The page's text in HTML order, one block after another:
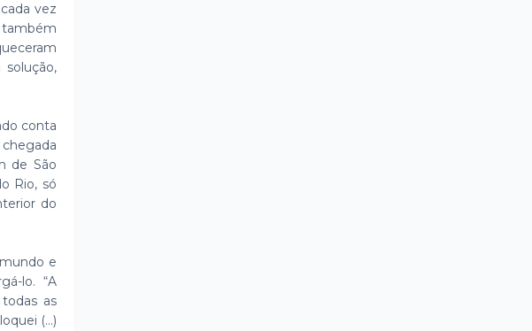
vez
também
conta
de São
Rio, só
do
e
lo. “A
as
(...)